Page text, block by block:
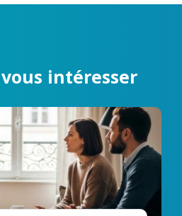
intéresser